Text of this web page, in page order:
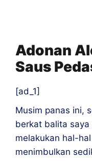
Adonan
Saus
[ad_1]
Musim panas ini,
berkat balita saya
melakukan hal-
menimbulkan